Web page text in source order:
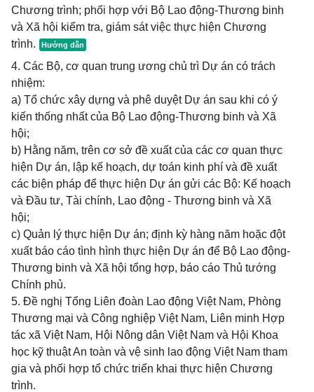
Chương trình; phối hợp với Bộ Lao động-Thương binh
và Xã hội kiểm tra, giám sát việc thực hiện Chương
trình.
4. Các Bộ, cơ quan trung ương chủ trì Dự án có trách
nhiệm:
a) Tổ chức xây dựng và phê duyệt Dự án sau khi có ý
kiến thống nhất của Bộ Lao động-Thương binh và Xã
hội;
b) Hằng năm, trên cơ sở đề xuất của các cơ quan thực
hiện Dự án, lập kế hoạch, dự toán kinh phí và đề xuất
các biện pháp để thực hiện Dự án gửi các Bộ: Kế hoạch
và Đầu tư, Tài chính, Lao động - Thương binh và Xã
hội;
c) Quản lý thực hiện Dự án; định kỳ hàng năm hoặc đột
xuất báo cáo tình hình thực hiện Dự án để Bộ Lao động-
Thương binh và Xã hội tổng hợp, báo cáo Thủ tướng
Chính phủ.
5. Đề nghị Tổng Liên đoàn Lao động Việt Nam, Phòng
Thương mại và Công nghiệp Việt Nam, Liên minh Hợp
tác xã Việt Nam, Hội Nông dân Việt Nam và Hội Khoa
học kỹ thuật An toàn và vệ sinh lao động Việt Nam tham
gia và phối hợp tổ chức triển khai thực hiện Chương
trình.